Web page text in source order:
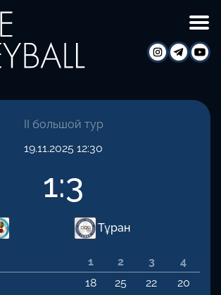
II большой тур
19.11.2025 12:30
1:3
Тұран
1 2 3
4
18 25 22
20